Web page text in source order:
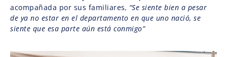
acompañada por sus familiares, “Se siente bien a pesar
de ya no estar en el departamento en que uno nació, se
siente que esa parte aún está conmigo”